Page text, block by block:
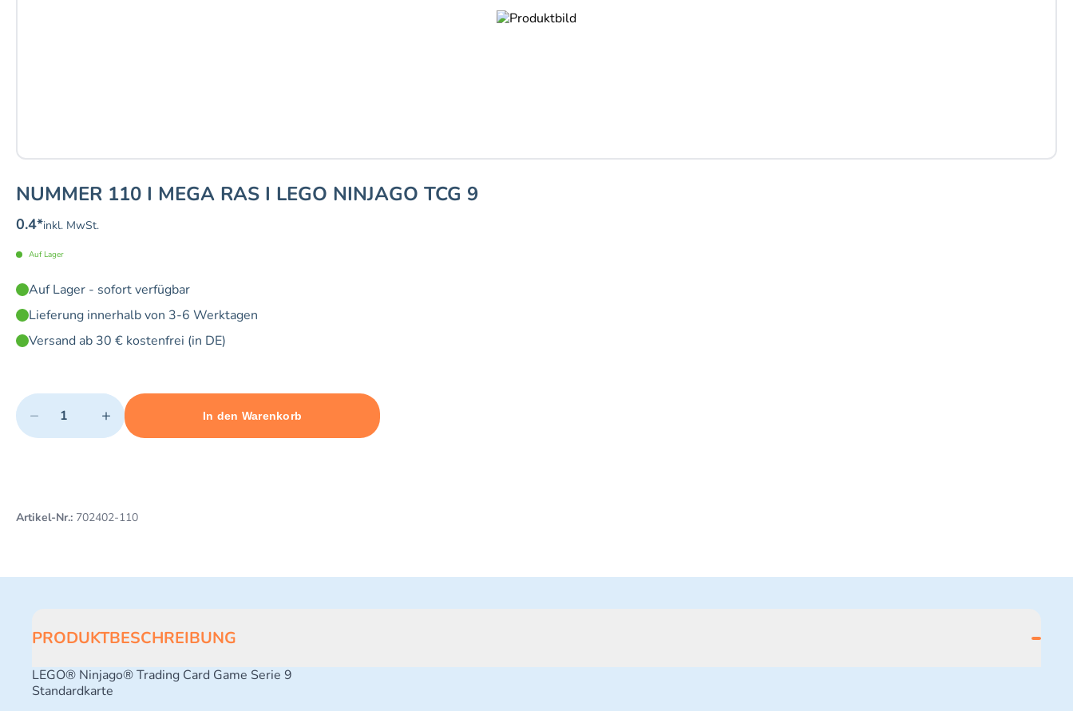
NUMMER 110 I MEGA RAS I LEGO NINJAGO TCG 9
0.4*inkl. MwSt.
Auf Lager
Auf Lager - sofort verfügbar
Lieferung innerhalb von 3-6 Werktagen
Versand ab 30 € kostenfrei (in DE)
Quantity
− +
Minimum quantity: 1 Maximum quantity: 3
In den Warenkorb
Add 1 item to cart
Artikel-Nr.: 702402-110
PRODUKTBESCHREIBUNG
LEGO® Ninjago® Trading Card Game Serie 9
Standardkarte